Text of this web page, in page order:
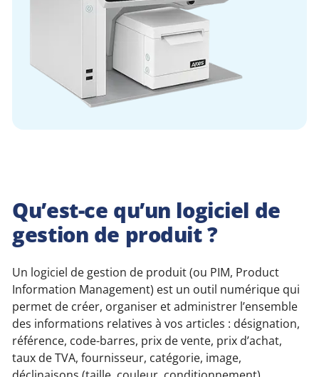
Qu’est-ce qu’un logiciel de
gestion de produit ?
Un logiciel de gestion de produit (ou PIM, Product
Information Management) est un outil numérique qui
permet de créer, organiser et administrer l’ensemble
des informations relatives à vos articles : désignation,
référence, code-barres, prix de vente, prix d’achat,
taux de TVA, fournisseur, catégorie, image,